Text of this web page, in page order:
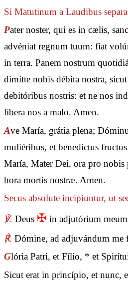
Si Matutinum a Laudibus
Pater noster, qui es in cælis,
advéniat regnum tuum: fiat
in terra. Panem nostrum
dimítte nobis débita nostra,
debitóribus nostris: et ne nos
líbera nos a malo. Amen.
Ave María, grátia plena;
muliéribus, et benedíctus
María, Mater Dei, ora pro nobis
hora mortis nostræ. Amen.
Secus absolute incipiuntur, ut
℣. Deus ✠ in adjutórium
℟. Dómine, ad adjuvándum me
Glória Patri, et Fílio, * et
Sicut erat in princípio, et nunc,